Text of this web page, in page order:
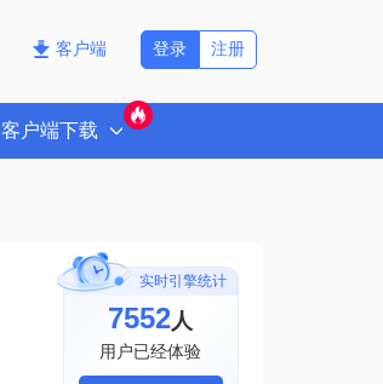
客户端 注册
登录
客户端下载
实时引擎统计
7552人
用户已经体验